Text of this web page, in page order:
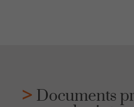
Documents